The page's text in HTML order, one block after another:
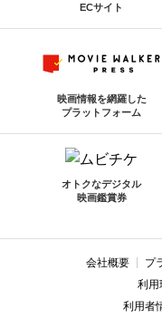
ECサイト
映画情報を網羅した
プラットフォーム
オトクなデジタル
映画鑑賞券
会社概要 プ
利用
利用者